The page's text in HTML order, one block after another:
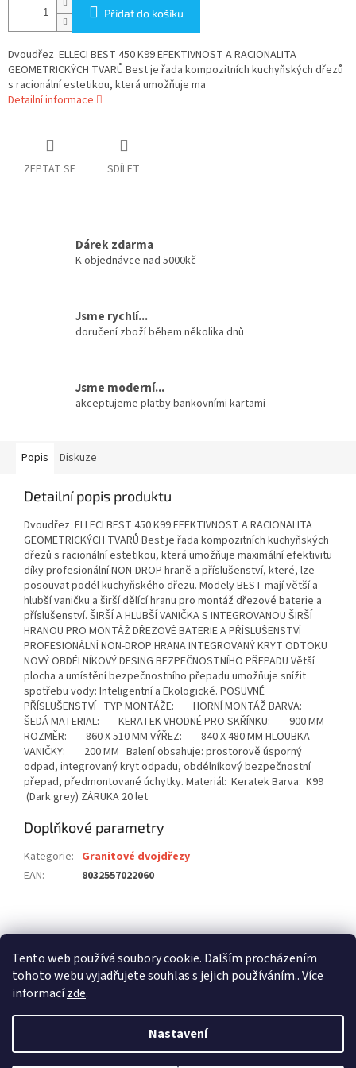
Tento web používá soubory cookie. Dalším procházením
tohoto webu vyjadřujete souhlas s jejich používáním.. Více
informacízde.
Nastavení
Přidat do košíku
Dvoudřez ELLECI BEST 450 K99 EFEKTIVNOST A RACIONALITA
GEOMETRICKÝCH TVARŮ Best je řada kompozitních kuchyňských dřezů
s racionální estetikou, která umožňuje ma
Detailní informace
ZEPTAT SE SDÍLET
Dárek zdarma
K objednávce nad 5000kč
Jsme rychlí...
doručení zboží během několika dnů
Jsme moderní...
akceptujeme platby bankovními kartami
Popis Diskuze
Detailní popis produktu
Dvoudřez ELLECI BEST 450 K99 EFEKTIVNOST A RACIONALITA
GEOMETRICKÝCH TVARŮ Best je řada kompozitních kuchyňských
dřezů s racionální estetikou, která umožňuje maximální efektivitu
díky profesionální NON-DROP hraně a příslušenství, které, lze
posouvat podél kuchyňského dřezu. Modely BEST mají větší a
hlubší vaničku a širší dělící hranu pro montáž dřezové baterie a
příslušenství. ŠIRŠÍ A HLUBŠÍ VANIČKA S INTEGROVANOU ŠIRŠÍ
HRANOU PRO MONTÁŽ DŘEZOVÉ BATERIE A PŘÍSLUŠENSTVÍ
PROFESIONÁLNÍ NON-DROP HRANA INTEGROVANÝ KRYT ODTOKU
NOVÝ OBDÉLNÍKOVÝ DESING BEZPEČNOSTNÍHO PŘEPADU Větší
plocha a umístění bezpečnostního přepadu umožňuje snížit
spotřebu vody: Inteligentní a Ekologické. POSUVNÉ
PŘÍSLUŠENSTVÍ TYP MONTÁŽE: HORNÍ MONTÁŽ BARVA:
ŠEDÁ MATERIAL: KERATEK VHODNÉ PRO SKŘÍNKU: 900 MM
ROZMĚR: 860 X 510 MM VÝŘEZ: 840 X 480 MM HLOUBKA
VANIČKY: 200 MM Balení obsahuje: prostorově úsporný
odpad, integrovaný kryt odpadu, obdélníkový bezpečnostní
přepad, předmontované úchytky. Materiál: Keratek Barva: K99
(Dark grey) ZÁRUKA 20 let
Doplňkové parametry
Kategorie: Granitové dvojdřezy
EAN: 8032557022060
á
stavební pouzdra SCRIGNO
Vytvořil Shoptet